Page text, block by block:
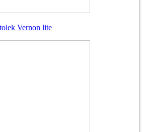
Vernon lite